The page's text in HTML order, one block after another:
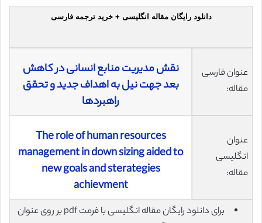
دانلود رایگان مقاله انگلیسی + خرید ترجمه فارسی
عنوان فارسی
مقاله:
نقش مدیریت منابع انسانی در کاهش
بعد جهت نیل به اهداف جدید و تحقق
راهبردها
عنوان
انگلیسی
مقاله:
The role of human resources
management in down sizing aided to
new goals and sterategies
achievment
برای دانلود رایگان مقاله انگلیسی با فرمت pdf بر روی عنوان